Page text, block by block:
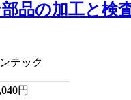
品の加工と検
テック
円